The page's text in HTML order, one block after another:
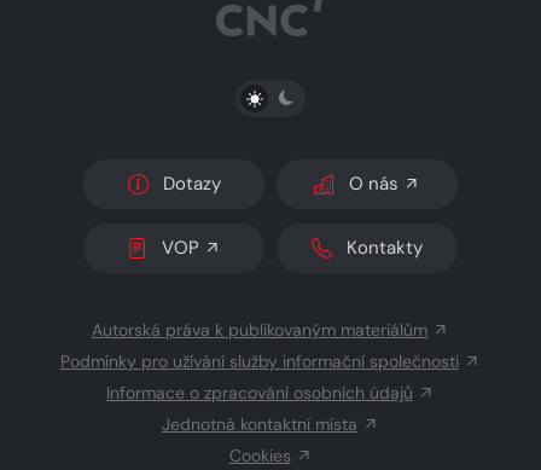
PŘEPNOUT SVĚTLÝ/TMAVÝ REŽIM
Dotazy O nás
VOP Kontakty
Autorská práva k publikovaným materiálům
Podmínky pro užívání služby informační společnosti
Informace o zpracování osobních údajů
Jednotná kontaktní místa
Cookies